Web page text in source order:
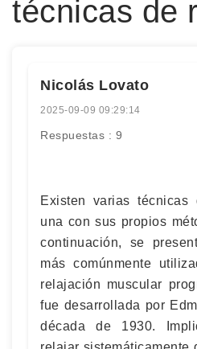
técnicas de
Nicolás Lovato
2025-09-09 09:29:14
Respuestas : 9
Existen varias técnicas
una con sus propios
continuación, se
más comúnmente
relajación muscular
fue desarrollada por
década de 1930.